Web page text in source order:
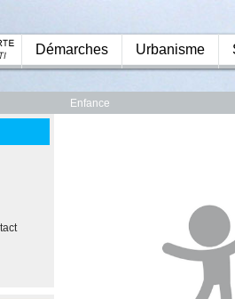
Démarches Urbanisme
Enfance